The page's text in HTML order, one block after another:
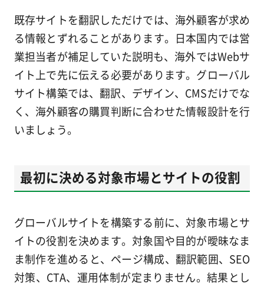
既存サイトを翻訳しただけでは、海外顧客が求め
る情報とずれることがあります。日本国内では営
業担当者が補足していた説明も、海外ではWebサ
イト上で先に伝える必要があります。グローバル
サイト構築では、翻訳、デザイン、CMSだけでな
く、海外顧客の購買判断に合わせた情報設計を行
いましょう。
最初に決める対象市場とサイトの役割
グローバルサイトを構築する前に、対象市場とサ
イトの役割を決めます。対象国や目的が曖昧なま
ま制作を進めると、ページ構成、翻訳範囲、SEO
対策、CTA、運用体制が定まりません。結果とし